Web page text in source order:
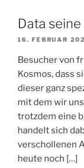
Data
16. FEBRUAR
Besucher von
Kosmos, dass
dieser ganz
mit dem wir
trotzdem eine
handelt sich
verschollenen
heute noch […]